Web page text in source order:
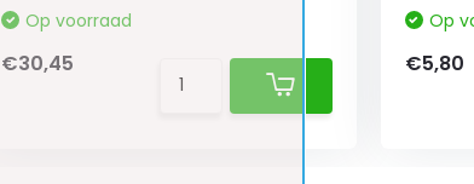
Op voorraad
€30,45
Op
€5,80